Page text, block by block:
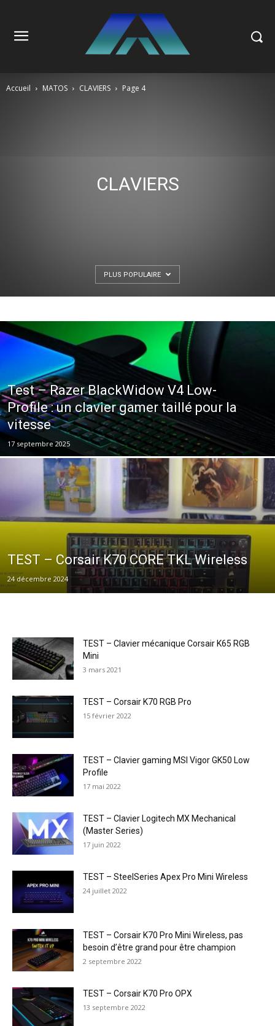
Accueil MATOS CLAVIERS Page 4
CLAVIERS
PLUS POPULAIRE
Test – Razer BlackWidow V4 Low-
Profile : un clavier gamer taillé pour la
vitesse
17 septembre 2025
TEST – Corsair K70 CORE TKL Wireless
24 décembre 2024
TEST – Clavier mécanique Corsair K65 RGB
Mini
3 mars 2021
TEST – Corsair K70 RGB Pro
15 février 2022
TEST – Clavier gaming MSI Vigor GK50 Low
Profile
17 mai 2022
TEST – Clavier Logitech MX Mechanical
(Master Series)
17 juin 2022
TEST – SteelSeries Apex Pro Mini Wireless
24 juillet 2022
TEST – Corsair K70 Pro Mini Wireless, pas
besoin d’être grand pour être champion
2 septembre 2022
TEST – Corsair K70 Pro OPX
13 septembre 2022